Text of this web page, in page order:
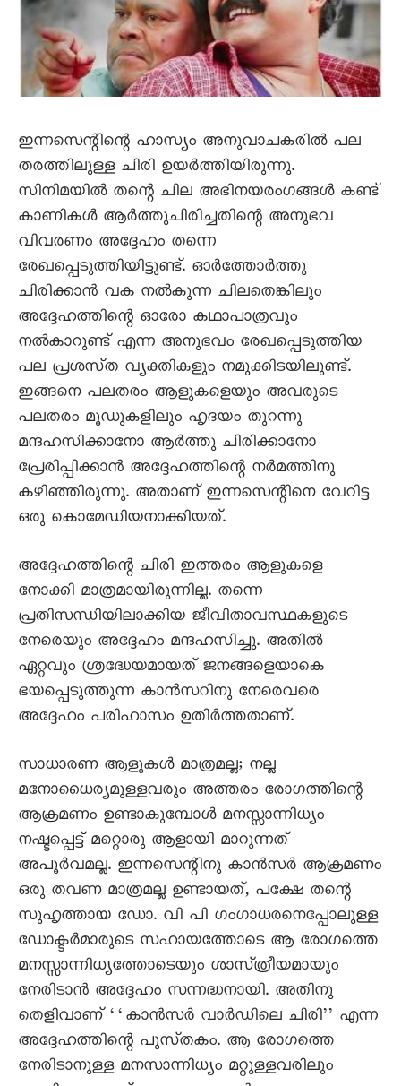
ഇന്നസെന്റിന്റെ ഹാസ്യം അനുവാചകരിൽ പല
തരത്തിലുള്ള ചിരി ഉയർത്തിയിരുന്നു.
സിനിമയിൽ തന്റെ ചില അഭിനയരംഗങ്ങൾ കണ്ട്‌
കാണികൾ ആർത്തുചിരിച്ചതിന്റെ അനുഭവ
വിവരണം അദ്ദേഹം തന്നെ
രേഖപ്പെടുത്തിയിട്ടുണ്ട്‌. ഓർത്തോർത്തു
ചിരിക്കാൻ വക നൽകുന്ന ചിലതെങ്കിലും
അദ്ദേഹത്തിന്റെ ഓരോ കഥാപാത്രവും
നൽകാറുണ്ട്‌ എന്ന അനുഭവം രേഖപ്പെടുത്തിയ
പല പ്രശസ്‌ത വ്യക്തികളും നമുക്കിടയിലുണ്ട്‌.
ഇങ്ങനെ പലതരം ആളുകളെയും അവരുടെ
പലതരം മൂഡുകളിലും ഹൃദയം തുറന്നു
മന്ദഹസിക്കാനോ ആർത്തു ചിരിക്കാനോ
പ്രേരിപ്പിക്കാൻ അദ്ദേഹത്തിന്റെ നർമത്തിനു
കഴിഞ്ഞിരുന്നു. അതാണ്‌ ഇന്നസെന്റിനെ വേറിട്ട
ഒരു കൊമേഡിയനാക്കിയത്‌.
അദ്ദേഹത്തിന്റെ ചിരി ഇത്തരം ആളുകളെ
നോക്കി മാത്രമായിരുന്നില്ല. തന്നെ
പ്രതിസന്ധിയിലാക്കിയ ജീവിതാവസ്ഥകളുടെ
നേരെയും അദ്ദേഹം മന്ദഹസിച്ചു. അതിൽ
ഏറ്റവും ശ്രദ്ധേയമായത്‌ ജനങ്ങളെയാകെ
ഭയപ്പെടുത്തുന്ന കാൻസറിനു നേരെവരെ
അദ്ദേഹം പരിഹാസം ഉതിർത്തതാണ്‌.
സാധാരണ ആളുകൾ മാത്രമല്ല; നല്ല
മനോധൈര്യമുള്ളവരും അത്തരം രോഗത്തിന്റെ
ആക്രമണം ഉണ്ടാകുമ്പോൾ മനസ്സാന്നിധ്യം
നഷ്ടപ്പെട്ട് മറ്റൊരു ആളായി മാറുന്നത്‌
അപൂർവമല്ല. ഇന്നസെന്റിനു കാൻസർ ആക്രമണം
ഒരു തവണ മാത്രമല്ല ഉണ്ടായത്‌, പക്ഷേ തന്റെ
സുഹൃത്തായ ഡോ. വി പി ഗംഗാധരനെപ്പോലുള്ള
ഡോക്ടർമാരുടെ സഹായത്തോടെ ആ രോഗത്തെ
മനസ്സാന്നിധ്യത്തോടെയും ശാസ്‌ത്രീയമായും
നേരിടാൻ അദ്ദേഹം സന്നദ്ധനായി. അതിനു
തെളിവാണ്‌ ‘‘കാൻസർ വാർഡിലെ ചിരി’’ എന്ന
അദ്ദേഹത്തിന്റെ പുസ്‌തകം. ആ രോഗത്തെ
നേരിടാനുള്ള മനസാന്നിധ്യം മറ്റുള്ളവരിലും